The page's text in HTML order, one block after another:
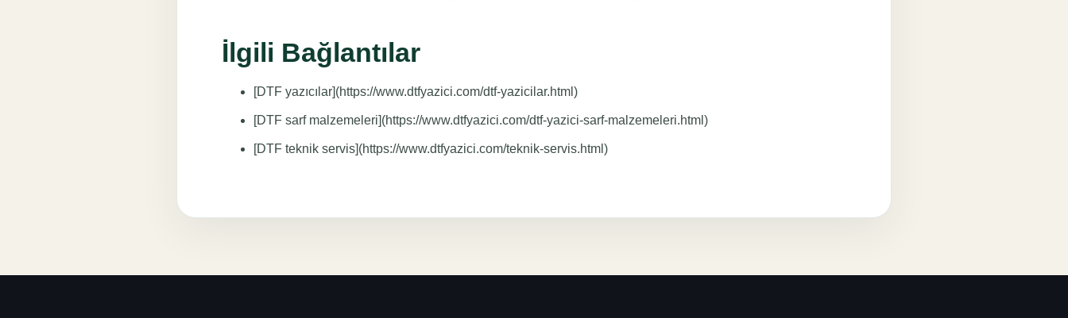
İlgili Bağlantılar
[DTF yazıcılar](https://www.dtfyazici.com/dtf-yazicilar.html)
[DTF sarf malzemeleri](https://www.dtfyazici.com/dtf-yazici-sarf-malzemeleri.html)
[DTF teknik servis](https://www.dtfyazici.com/teknik-servis.html)